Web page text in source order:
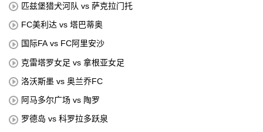
匹兹堡猎犬河队 vs 萨克拉门托
FC美利达 vs 塔巴蒂奥
国际FA vs FC阿里安沙
克雷塔罗女足 vs 拿根亚女足
洛沃斯墨 vs 奥兰乔FC
阿马多尔广场 vs 陶罗
罗德岛 vs 科罗拉多跃泉